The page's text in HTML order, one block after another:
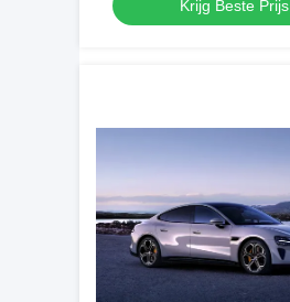
Krijg Beste Prijs